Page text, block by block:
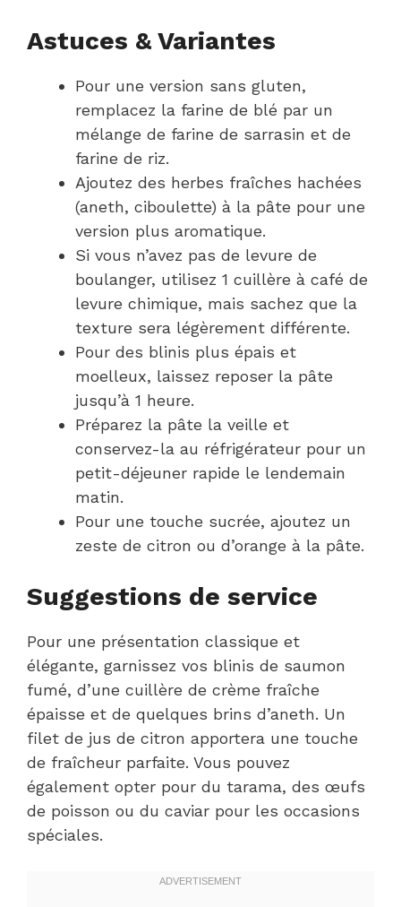
Astuces & Variantes
Pour une version sans gluten,
remplacez la farine de blé par un
mélange de farine de sarrasin et de
farine de riz.
Ajoutez des herbes fraîches hachées
(aneth, ciboulette) à la pâte pour une
version plus aromatique.
Si vous n’avez pas de levure de
boulanger, utilisez 1 cuillère à café de
levure chimique, mais sachez que la
texture sera légèrement différente.
Pour des blinis plus épais et
moelleux, laissez reposer la pâte
jusqu’à 1 heure.
Préparez la pâte la veille et
conservez-la au réfrigérateur pour un
petit-déjeuner rapide le lendemain
matin.
Pour une touche sucrée, ajoutez un
zeste de citron ou d’orange à la pâte.
Suggestions de service
Pour une présentation classique et
élégante, garnissez vos blinis de saumon
fumé, d’une cuillère de crème fraîche
épaisse et de quelques brins d’aneth. Un
filet de jus de citron apportera une touche
de fraîcheur parfaite. Vous pouvez
également opter pour du tarama, des œufs
de poisson ou du caviar pour les occasions
spéciales.